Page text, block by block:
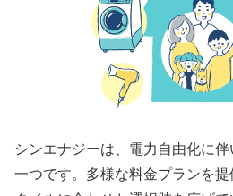
シンエナジーは、電力自由化に
一つです。多様な料金プランを